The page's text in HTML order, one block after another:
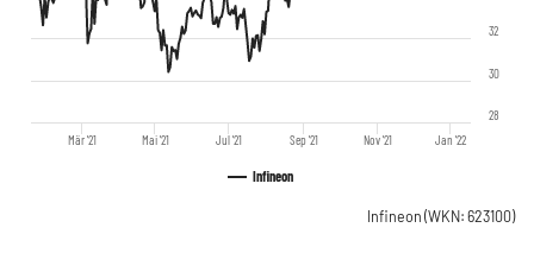
Infineon
Mär '21 Mai '21 Jul '21 Sep '21 Nov '21 Jan '22
28
30
32
Infineon (WKN: 623100)